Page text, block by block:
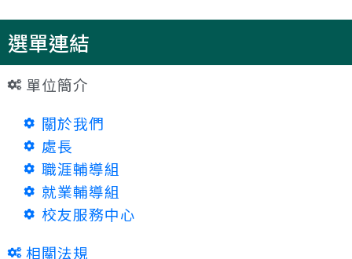
選單連結
單位簡介
關於我們
處長
職涯輔導組
就業輔導組
校友服務中心
相關法規